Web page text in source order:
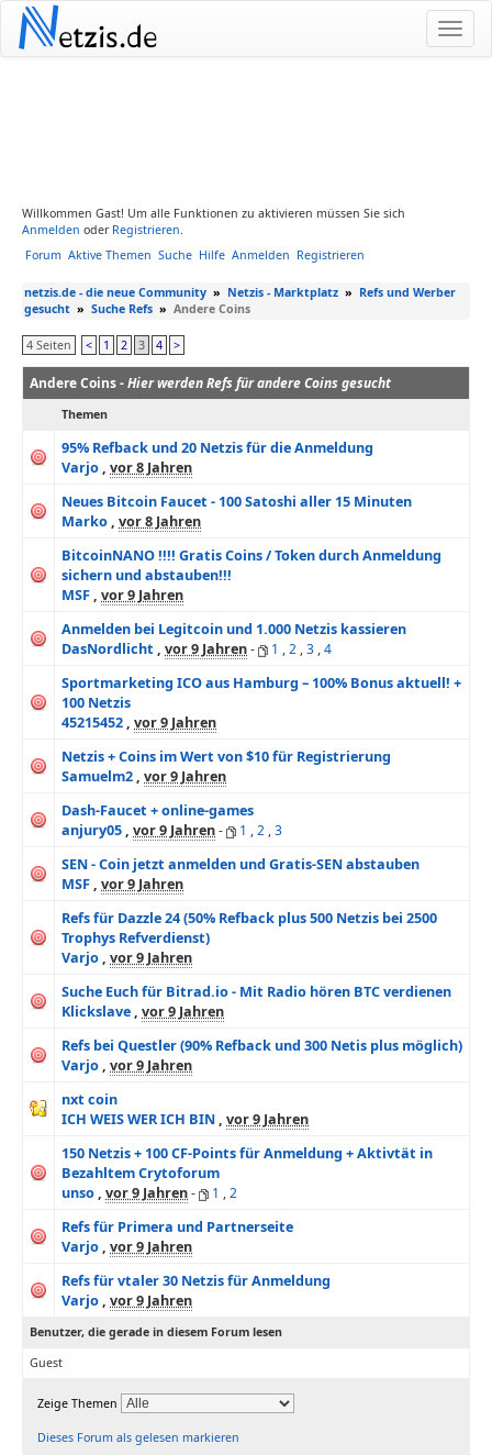
Netzis.de
Willkommen Gast! Um alle Funktionen zu aktivieren müssen Sie sich
Anmelden oder Registrieren.
Forum Aktive Themen Suche Hilfe Anmelden Registrieren
netzis.de - die neue Community » Netzis - Marktplatz » Refs und Werber
gesucht » Suche Refs » Andere Coins
4 Seiten < 1 2 3 4 >
Andere Coins -Hier werden Refs für andere Coins gesucht
Themen
95% Refback und 20 Netzis für die Anmeldung
Varjo , vor 8 Jahren
Neues Bitcoin Faucet - 100 Satoshi aller 15 Minuten
Marko , vor 8 Jahren
BitcoinNANO !!!! Gratis Coins / Token durch Anmeldung
sichern und abstauben!!!
MSF , vor 9 Jahren
Anmelden bei Legitcoin und 1.000 Netzis kassieren
DasNordlicht , vor 9 Jahren- 1 ,2 ,3 ,4
Sportmarketing ICO aus Hamburg – 100% Bonus aktuell! +
100 Netzis
45215452 , vor 9 Jahren
Netzis + Coins im Wert von $10 für Registrierung
Samuelm2 , vor 9 Jahren
Dash-Faucet + online-games
anjury05 , vor 9 Jahren- 1 ,2 ,3
SEN - Coin jetzt anmelden und Gratis-SEN abstauben
MSF , vor 9 Jahren
Refs für Dazzle 24 (50% Refback plus 500 Netzis bei 2500
Trophys Refverdienst)
Varjo , vor 9 Jahren
Suche Euch für Bitrad.io - Mit Radio hören BTC verdienen
Klickslave , vor 9 Jahren
Refs bei Questler (90% Refback und 300 Netis plus möglich)
Varjo , vor 9 Jahren
nxt coin
ICH WEIS WER ICH BIN , vor 9 Jahren
150 Netzis + 100 CF-Points für Anmeldung + Aktivtät in
Bezahltem Crytoforum
unso , vor 9 Jahren- 1 ,2
Refs für Primera und Partnerseite
Varjo , vor 9 Jahren
Refs für vtaler 30 Netzis für Anmeldung
Varjo , vor 9 Jahren
Benutzer, die gerade in diesem Forum lesen
Guest
Zeige Themen
Dieses Forum als gelesen markieren